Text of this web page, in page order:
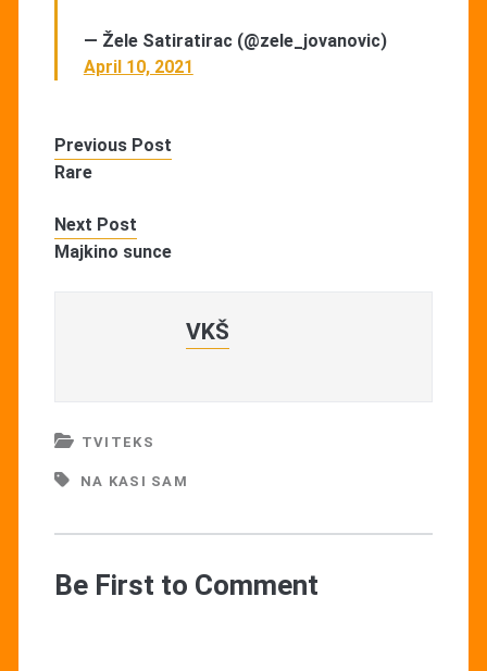
— Žele Satiratirac (@zele_jovanovic)
April 10, 2021
Previous Post
Rare
Next Post
Majkino sunce
VKŠ
TVITEKS
NA KASI SAM
Be First to Comment